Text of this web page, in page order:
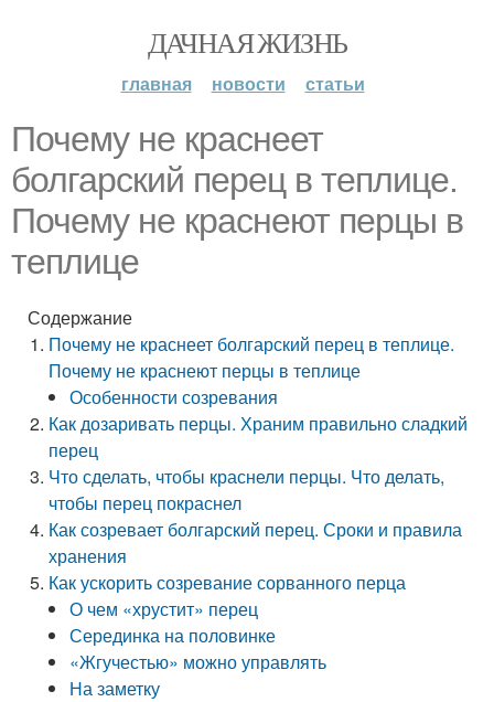
ДАЧНАЯ ЖИЗНЬ
главная новости статьи
Почему не краснеет
болгарский перец в теплице.
Почему не краснеют перцы в
теплице
Содержание
Почему не краснеет болгарский перец в теплице.
Почему не краснеют перцы в теплице
Особенности созревания
Как дозаривать перцы. Храним правильно сладкий
перец
Что сделать, чтобы краснели перцы. Что делать,
чтобы перец покраснел
Как созревает болгарский перец. Сроки и правила
хранения
Как ускорить созревание сорванного перца
О чем «хрустит» перец
Серединка на половинке
«Жгучестью» можно управлять
На заметку